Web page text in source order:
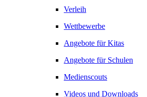
Verleih
Wettbewerbe
Angebote für Kitas
Angebote für Schulen
Medienscouts
Videos und Downloads